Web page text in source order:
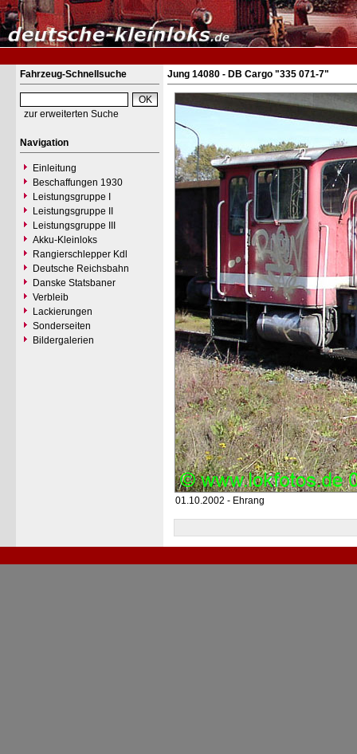
Fahrzeug-Schnellsuche
zur erweiterten Suche
Navigation
Einleitung
Beschaffungen 1930
Leistungsgruppe I
Leistungsgruppe II
Leistungsgruppe III
Akku-Kleinloks
Rangierschlepper Kdl
Deutsche Reichsbahn
Danske Statsbaner
Verbleib
Lackierungen
Sonderseiten
Bildergalerien
Jung 14080 - DB Cargo "335 071-7"
01.10.2002 - Ehrang